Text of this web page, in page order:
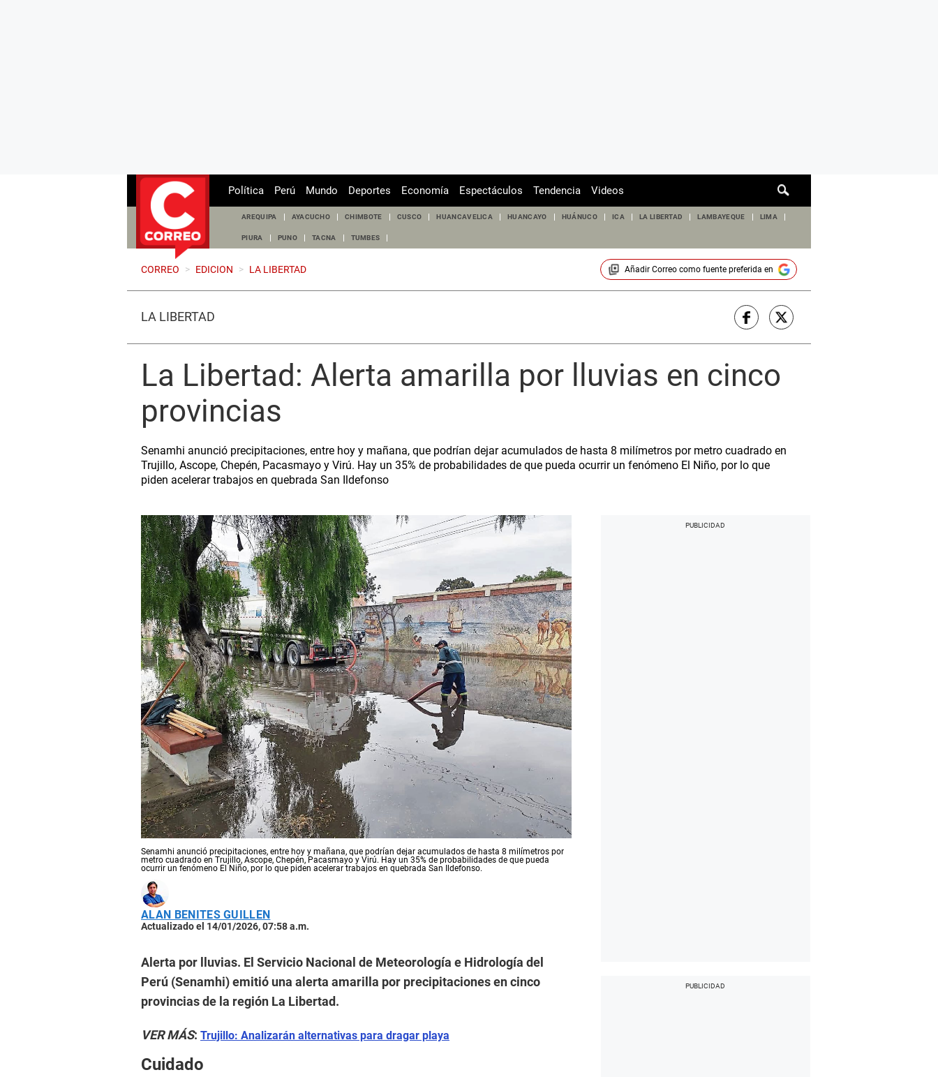
de
Política Perú Mundo Deportes Economía Espectáculos Tendencia Videos
AREQUIPA AYACUCHO CHIMBOTE CUSCO HUANCAVELICA HUANCAYO HUÁNUCO ICA LA LIBERTAD LAMBAYEQUE LIMA
PIURA PUNO TACNA TUMBES
CORREO > EDICION > LA LIBERTAD Añadir Correocomo fuente preferida en
LA LIBERTAD
La Libertad: Alerta amarilla por lluvias en cinco
provincias
Senamhi anunció precipitaciones, entre hoy y mañana, que podrían dejar acumulados de hasta 8 milímetros por metro cuadrado en
Trujillo, Ascope, Chepén, Pacasmayo y Virú. Hay un 35% de probabilidades de que pueda ocurrir un fenómeno El Niño, por lo que
piden acelerar trabajos en quebrada San Ildefonso
Senamhi anunció precipitaciones, entre hoy y mañana, que podrían dejar acumulados de hasta 8 milímetros por
metro cuadrado en Trujillo, Ascope, Chepén, Pacasmayo y Virú. Hay un 35% de probabilidades de que pueda
ocurrir un fenómeno El Niño, por lo que piden acelerar trabajos en quebrada San Ildefonso.
ALAN BENITES GUILLEN
Actualizado el 14/01/2026, 07:58 a.m.
Alerta por lluvias. El Servicio Nacional de Meteorología e Hidrología del
Perú (Senamhi) emitió una alerta amarilla por precipitaciones en cinco
provincias de la región La Libertad.
VER MÁS: Trujillo: Analizarán alternativas para dragar playa
Cuidado